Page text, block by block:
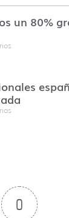
un 80%
0